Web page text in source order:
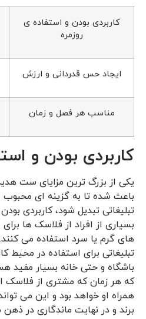
کاربردی بودن و استفاده ی
روزمره
ایجاد حس قدردانی و ارزش
مناسب هر فصل و زمان
کاربردی بودن و
یکی از بزرگ ‌ترین مزایای ست
باعث شده تا به گزینه ای محبوب
تبلیغاتی تبدیل شود، کاربردی
بسیاری از افراد از فلاسک ‌ها
‌های گرم یا سرد استفاده می
تبلیغاتی برای استفاده در محیط
باشگاه و حتی خانه بسیار مفید
که هر زمان که مشتری از فلاسک
همراه او خواهد بود و این می
برند و در نهایت ماندگاری در